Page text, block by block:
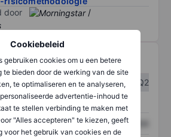
Cookiebeleid
gebruiken cookies om u een betere
te bieden door de werking van de site
te optimaliseren en te analyseren,
advertentie-inhoud te
te stellen verbinding te maken met
"Alles accepteren" te kiezen, geeft
voor het gebruik van cookies en de
door
/
Q1
Q2
XXXXXXX XXXXXXX